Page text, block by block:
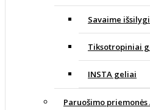
Savaime
Tiksotropiniai
INSTA geliai
Paruošimo priemonės